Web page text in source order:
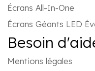
Écrans All-In-One
Écrans Géants LED
Besoin
Mentions légales